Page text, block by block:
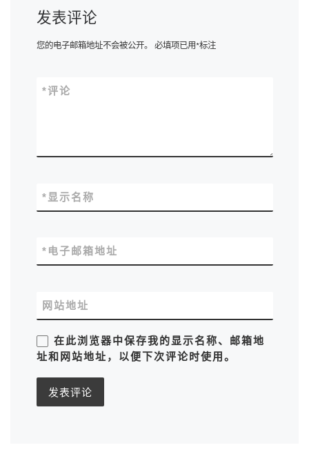
发表评论
您的电子邮箱地址不会被公开。 必填项已用*标注
评论
*
显示名称
*
电子邮箱地址
*
网站地址
在此浏览器中保存我的显示名称、邮箱地
址和网站地址，以便下次评论时使用。